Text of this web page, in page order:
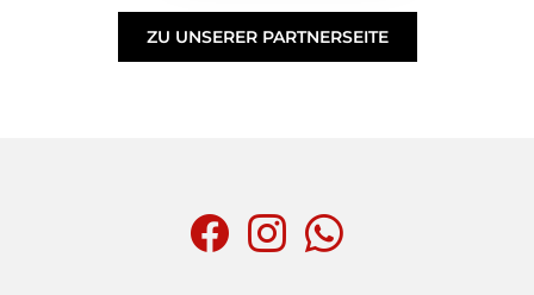
ZU UNSERER PARTNERSEITE